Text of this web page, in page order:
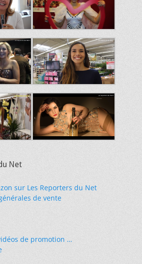
Net
sur Les Reporters du Net
de vente
de promotion …